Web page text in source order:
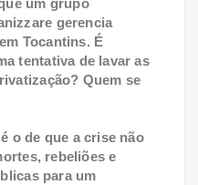
um grupo
gerencia
Tocantins. É
tentativa de lavar as
Quem se
o de que a crise não
rebeliões e
para um